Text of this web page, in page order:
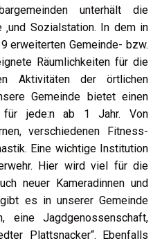
unterhält die
‚und Sozialstation. In dem in
erweiterten Gemeinde- bzw.
Räumlichkeiten für die
Aktivitäten der örtlichen
Gemeinde bietet einen
für jede:n ab 1 Jahr. Von
verschiedenen Fitness-
Eine wichtige Institution
Hier wird viel für die
neuer Kameradinnen und
es in unserer Gemeinde
eine Jagdgenossenschaft,
Plattsnacker“. Ebenfalls